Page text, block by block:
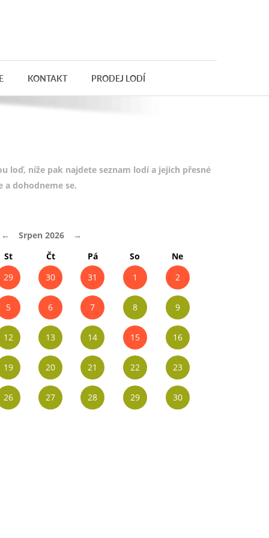
KONTAKT PRODEJ LODÍ
loď, níže pak najdete seznam lodí a jejich přesné
dohodneme se.
← Srpen 2026
→
St
Čt Pá So
Ne
29
30 31 1 2
5 6 7 8 9
12 13 14 15 16
19 20 21 22 23
26 27 28 29 30